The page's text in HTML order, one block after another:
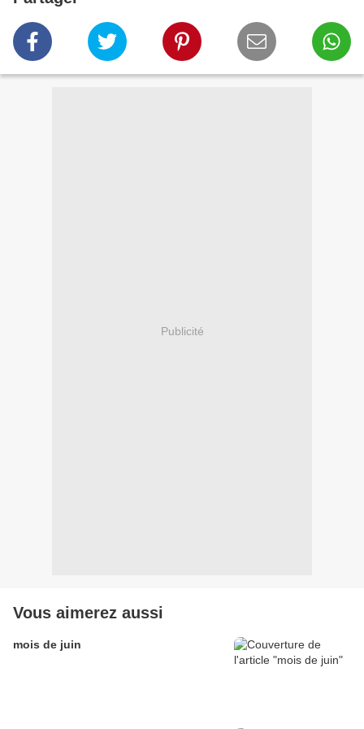
Publicité
Vous aimerez aussi
mois de juin